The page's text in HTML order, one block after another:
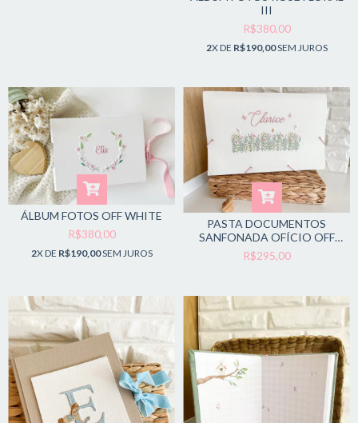
III
R$380,00
2X DE R$190,00SEM JUROS
ÁLBUM FOTOS OFF WHITE
R$380,00
2X DE R$190,00SEM JUROS
PASTA DOCUMENTOS
SANFONADA OFÍCIO OFF
CLARICE
R$295,00